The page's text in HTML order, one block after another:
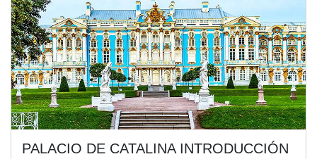
PALACIO DE CATALINA INTRODUCCIÓN